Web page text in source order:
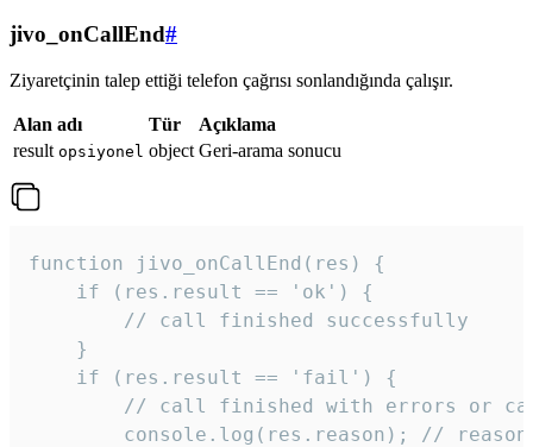
jivo_onCallEnd#
Ziyaretçinin talep ettiği telefon çağrısı sonlandığında çalışır.
Alan adı Tür
Açıklama
result opsiyonel object Geri-arama sonucu
function jivo_onCallEnd(res) {
    if (res.result == 'ok') {
        // call finished successfully
    }
    if (res.result == 'fail') {
// call finished with errors or
console.log(res.reason); //